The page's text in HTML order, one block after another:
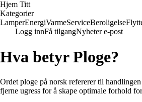
Hjem Titt
Kategorier
LamperEnergiVarmeServiceBeroligelse
Logg innFå tilgangNyheter e-post
Hva betyr Ploge?
Ordet ploge på norsk refererer til
fjerne ugress for å skape optimale forhold